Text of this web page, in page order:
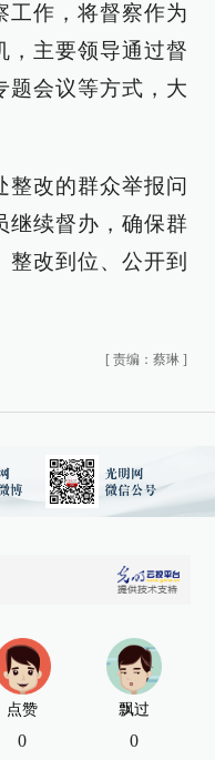
工作，将督察作为
，主要领导通过督
题会议等方式，大
整改的群众举报问
继续督办，确保群
改到位、公开到
[ 责编：蔡琳 ]
点赞
0
飘过
0